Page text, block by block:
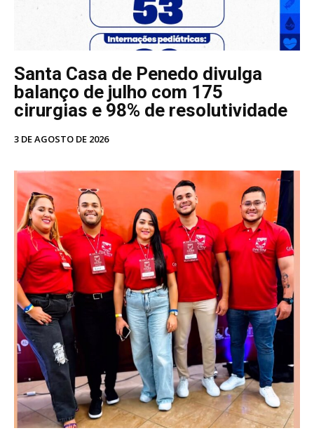
Santa Casa de Penedo divulga
balanço de julho com 175
cirurgias e 98% de resolutividade
3 DE AGOSTO DE 2026